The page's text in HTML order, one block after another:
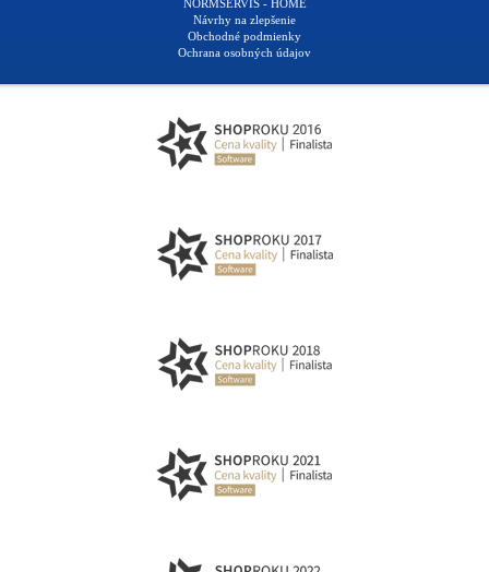
NORMSERVIS - HOME
Návrhy na zlepšenie
Obchodné podmienky
Ochrana osobných údajov